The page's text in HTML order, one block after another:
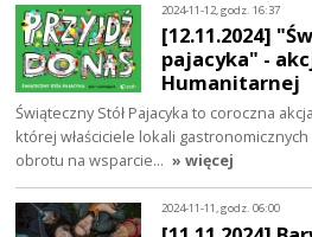
2024-11-12, godz. 16:37
[12.11.2024]
pajacyka" -
Humanitarnej
Świąteczny Stół Pajacyka to coroczna
której właściciele lokali
obrotu na wsparcie… » więcej
2024-11-11, godz. 06:00